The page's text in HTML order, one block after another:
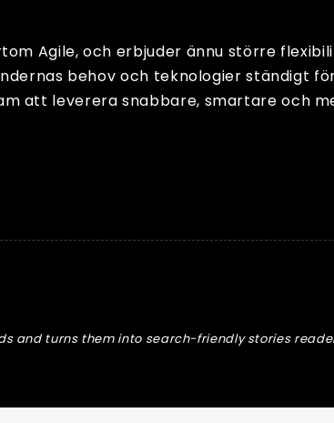
Agile, och erbjuder ännu större
behov och teknologier ständigt
att leverera snabbare, smartare och
and turns them into search-friendly stories